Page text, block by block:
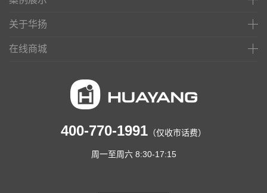
关于华扬
在线商城
400-770-1991 （仅收市话费）
周一至周六 8:30-17:15